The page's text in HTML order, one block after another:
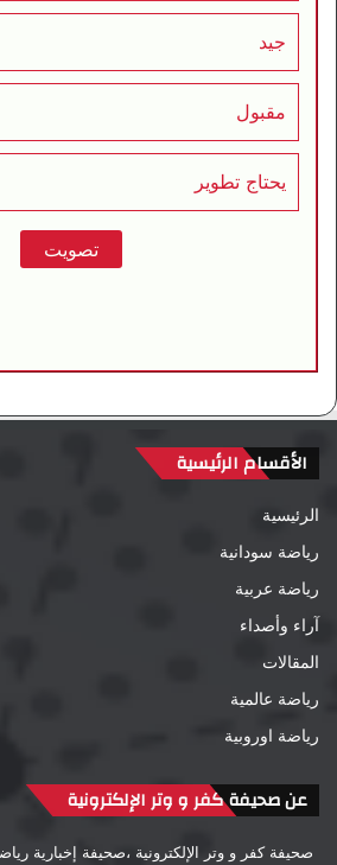
جيد
مقبول
يحتاج تطوير
الأقسام الرئيسية
الرئيسية
رياضة سودانية
رياضة عربية
آراء وأصداء
المقالات
رياضة عالمية
رياضة اوروبية
عن صحيفة كفر و وتر الإلكترونية
صحيفة كفر و وتر الإلكترونية ،صحيفة إخبارية